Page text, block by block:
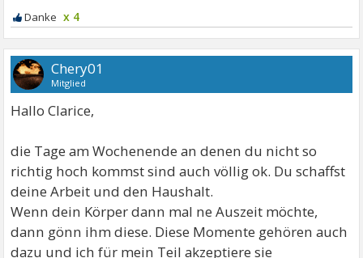
x 4
Chery01
Mitglied
Hallo Clarice,
die Tage am Wochenende an denen du nicht so
richtig hoch kommst sind auch völlig ok. Du schaffst
deine Arbeit und den Haushalt.
Wenn dein Körper dann mal ne Auszeit möchte,
dann gönn ihm diese. Diese Momente gehören auch
dazu und ich für mein Teil akzeptiere sie